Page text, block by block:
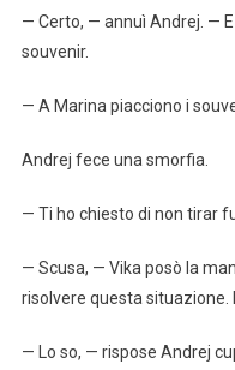
— Certo, — annuì Andrej. —
souvenir.
— A Marina piacciono i
Andrej fece una smorfia.
— Ti ho chiesto di non tirar
— Scusa, — Vika posò la
risolvere questa situazione.
— Lo so, — rispose Andrej